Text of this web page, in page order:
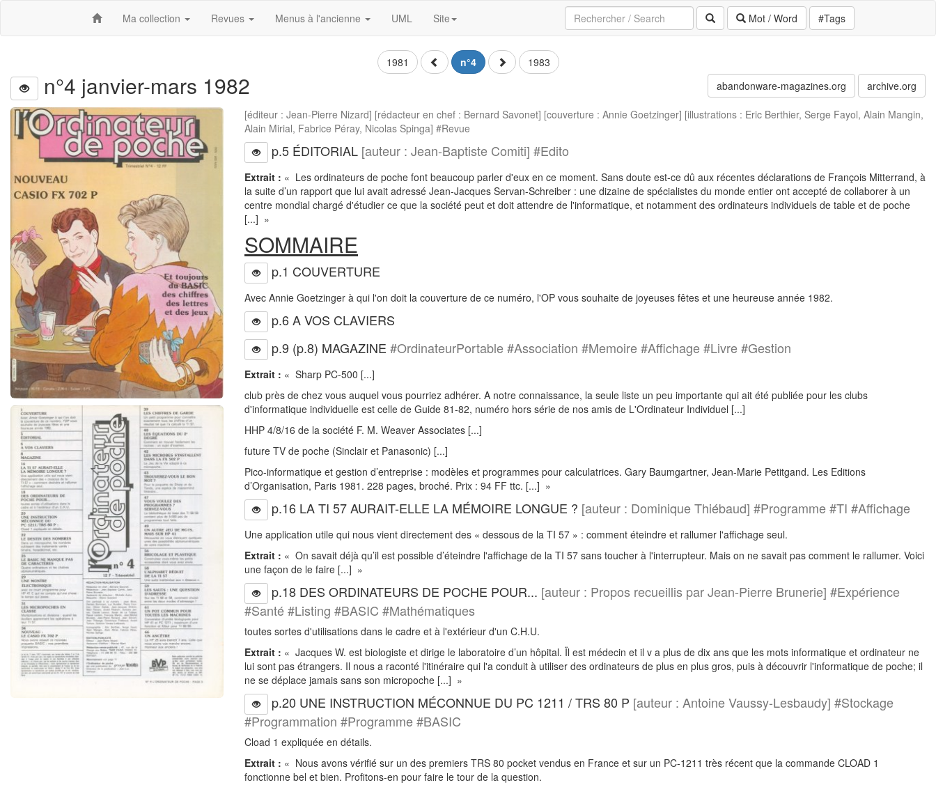
Ma collection Revues Menus à l'ancienne UML Site Mot / Word #Tags
1981 n°4 1983
n°4 janvier-mars 1982 abandonware-magazines.org archive.org
[éditeur : Jean-Pierre Nizard] [rédacteur en chef : Bernard Savonet] [couverture : Annie Goetzinger] [illustrations : Eric Berthier, Serge Fayol, Alain Mangin,
Alain Mirial, Fabrice Péray, Nicolas Spinga] #Revue
p.5 ÉDITORIAL [auteur : Jean-Baptiste Comiti] #Edito
Extrait : « Les ordinateurs de poche font beaucoup parler d'eux en ce moment. Sans doute est-ce dû aux récentes déclarations de François Mitterrand, à
la suite d’un rapport que lui avait adressé Jean-Jacques Servan-Schreiber : une dizaine de spécialistes du monde entier ont accepté de collaborer à un
centre mondial chargé d'étudier ce que la société peut et doit attendre de l'informatique, et notamment des ordinateurs individuels de table et de poche
[...] »
SOMMAIRE
p.1 COUVERTURE
Avec Annie Goetzinger à qui l'on doit la couverture de ce numéro, l'OP vous souhaite de joyeuses fêtes et une heureuse année 1982.
p.6 A VOS CLAVIERS
p.9 (p.8) MAGAZINE #OrdinateurPortable #Association #Memoire #Affichage #Livre #Gestion
Extrait : « Sharp PC-500 [...]
club près de chez vous auquel vous pourriez adhérer. A notre connaissance, la seule liste un peu importante qui ait été publiée pour les clubs
d'informatique individuelle est celle de Guide 81-82, numéro hors série de nos amis de L'Ordinateur Individuel [...]
HHP 4/8/16 de la société F. M. Weaver Associates [...]
future TV de poche (Sinclair et Panasonic) [...]
Pico-informatique et gestion d’entreprise : modèles et programmes pour calculatrices. Gary Baumgartner, Jean-Marie Petitgand. Les Editions
d’Organisation, Paris 1981. 228 pages, broché. Prix : 94 FF ttc. [...] »
p.16 LA TI 57 AURAIT-ELLE LA MÉMOIRE LONGUE ? [auteur : Dominique Thiébaud] #Programme #TI #Affichage
Une application utile qui nous vient directement des « dessous de la TI 57 » : comment éteindre et rallumer l'affichage seul.
Extrait : « On savait déjà qu’il est possible d’éteindre l'affichage de la TI 57 sans toucher à l'interrupteur. Mais on ne savait pas comment le rallumer. Voici
une façon de le faire [...] »
p.18 DES ORDINATEURS DE POCHE POUR... [auteur : Propos recueillis par Jean-Pierre Brunerie] #Expérience
#Santé #Listing #BASIC #Mathématiques
toutes sortes d'utilisations dans le cadre et à l'extérieur d'un C.H.U.
Extrait : « Jacques W. est biologiste et dirige le laboratoire d’un hôpital. Ïl est médecin et il v a plus de dix ans que les mots informatique et ordinateur ne
lui sont pas étrangers. Il nous a raconté l'itinéraire qui l'a conduit à utiliser des ordinateurs de plus en plus gros, puis à découvrir l'informatique de poche; il
ne se déplace jamais sans son micropoche [...] »
p.20 UNE INSTRUCTION MÉCONNUE DU PC 1211 / TRS 80 P [auteur : Antoine Vaussy-Lesbaudy] #Stockage
#Programmation #Programme #BASIC
Cload 1 expliquée en détails.
Extrait : « Nous avons vérifié sur un des premiers TRS 80 pocket vendus en France et sur un PC-1211 très récent que la commande CLOAD 1
fonctionne bel et bien. Profitons-en pour faire le tour de la question.